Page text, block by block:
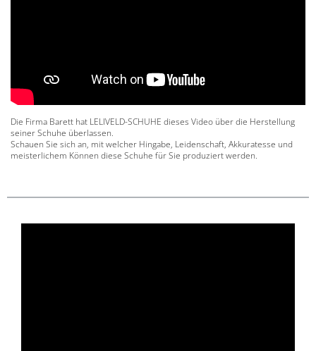
Die Firma Barett hat LELIVELD-SCHUHE dieses Video über die Herstellung
seiner Schuhe überlassen.
Schauen Sie sich an, mit welcher Hingabe, Leidenschaft, Akkuratesse und
meisterlichem Können diese Schuhe für Sie produziert werden.